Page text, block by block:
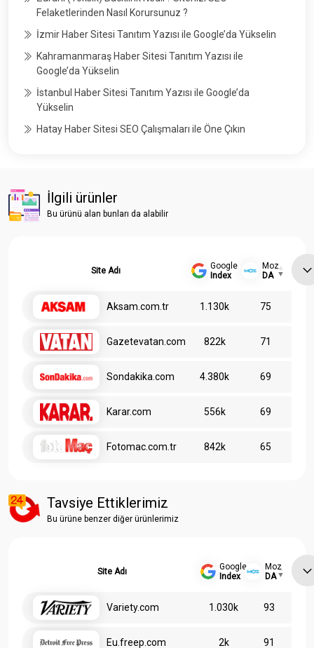
Felaketlerinden Nasıl Korursunuz ?
İzmir Haber Sitesi Tanıtım Yazısı ile Google’da Yükselin
Kahramanmaraş Haber Sitesi Tanıtım Yazısı ile
Google’da Yükselin
İstanbul Haber Sitesi Tanıtım Yazısı ile Google’da
Yükselin
Hatay Haber Sitesi SEO Çalışmaları ile Öne Çıkın
İlgili ürünler
Bu ürünü alan bunları da alabilir
Site Adı
Google
Index
Moz
DA
Aksam.com.tr 1.130k 75
Gazetevatan.com 822k 71
Sondakika.com 4.380k 69
Karar.com 556k 69
Fotomac.com.tr 842k 65
Tavsiye Ettiklerimiz
Bu ürüne benzer diğer ürünlerimiz
Site Adı
Google
Index
Moz
DA
Variety.com 1.030k 93
Eu.freep.com 2k 91